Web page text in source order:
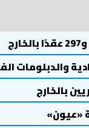
والدبلومات
بالخارج